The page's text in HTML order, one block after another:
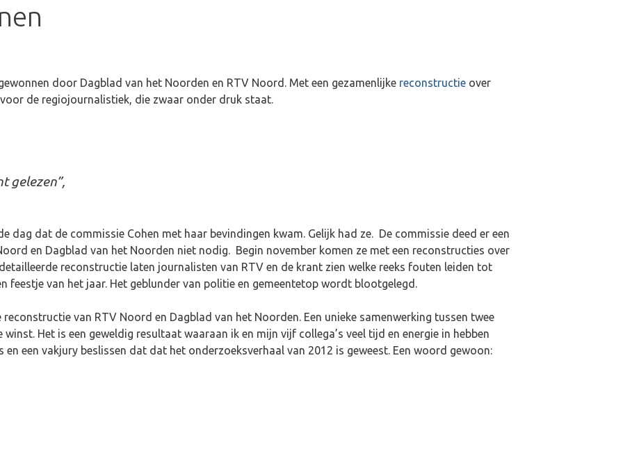
door Dagblad van het Noorden en RTV Noord. Met een gezamenlijke reconstructie over
de regiojournalistiek, die zwaar onder druk staat.
gelezen”,
dag dat de commissie Cohen met haar bevindingen kwam. Gelijk had ze. De commissie deed er een
en Dagblad van het Noorden niet nodig. Begin november komen ze met een reconstructies over
reconstructie laten journalisten van RTV en de krant zien welke reeks fouten leiden tot
feestje van het jaar. Het geblunder van politie en gemeentetop wordt blootgelegd.
van RTV Noord en Dagblad van het Noorden. Een unieke samenwerking tussen twee
Het is een geweldig resultaat waaraan ik en mijn vijf collega’s veel tijd en energie in hebben
een vakjury beslissen dat dat het onderzoeksverhaal van 2012 is geweest. Een woord gewoon: